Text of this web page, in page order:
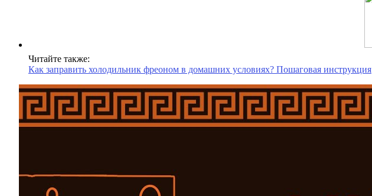
Читайте также:
Как заправить холодильник фреоном в домашних условиях? Пошаговая инструкция